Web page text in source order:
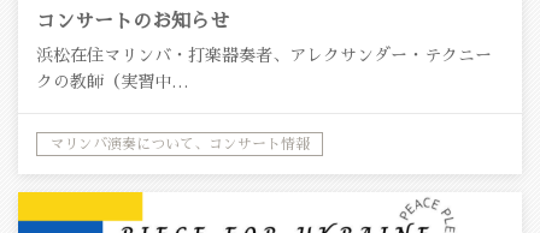
コンサートのお知らせ
浜松在住マリンバ・打楽器奏者、アレクサンダー・テクニー
クの教師（実習中…
マリンバ演奏について、コンサート情報